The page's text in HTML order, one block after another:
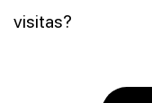
visitas?